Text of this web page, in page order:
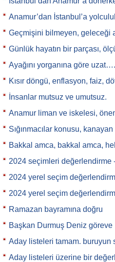
Anamur’dan İstanbul’a
Geçmişini bilmeyen, geleceği
Günlük hayatın bir parçası,
Ayağını yorganına göre uzat….
Kısır döngü, enflasyon, faiz,
İnsanlar mutsuz ve umutsuz.
Anamur liman ve iskelesi,
Sığınmacılar konusu, kanayan
Bakkal amca, bakkal amca,
2024 seçimleri değerlendirme
2024 yerel seçim
2024 yerel seçim
Ramazan bayramına doğru
Başkan Durmuş Deniz göreve
Aday listeleri tamam. buruyun
Aday listeleri üzerine bir